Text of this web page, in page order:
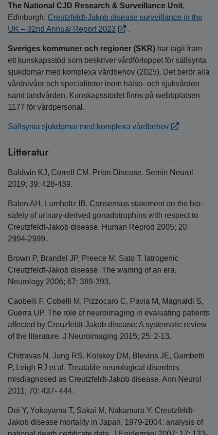
The National CJD Research & Surveillance Unit,
Edinburgh, Creutzfeldt-Jakob disease surveillance in the
UK – 32nd Annual Report 2023
.
Sveriges kommuner och regioner (SKR) har tagit fram
ett kunskapsstöd som beskriver vårdförloppet för sällsynta
sjukdomar med komplexa vårdbehov (2025). Det berör alla
vårdnivåer och specialiteter inom hälso- och sjukvården
samt tandvården. Kunskapsstödet finns på webbplatsen
1177 för vårdpersonal.
Sällsynta sjukdomar med komplexa vårdbehov
Litteratur
Baldwin KJ, Correll CM. Prion Disease. Semin Neurol
2019; 39: 428-439.
Balen AH, Lumholtz IB. Consensus statement on the bio-
safety of urinary-derived gonadotrophins with respect to
Creutzfeldt-Jakob disease. Human Reprod 2005; 20:
2994-2999.
Brown P, Brandel JP, Preece M, Sato T. Iatrogenic
Creutzfeldt-Jakob disease. The waning of an era.
Neurology 2006; 67: 389-393.
Caobelli F, Cobelli M, Pizzocaro C, Pavia M, Magnaldi S,
Guerra UP. The role of neuroimaging in evaluating patients
affected by Creuzfeldt-Jakob disease: A systematic review
of the literature. J Neuroimaging 2015; 25: 2-13.
Chitravas N, Jung RS, Kolskey DM, Blevins JE, Gambetti
P, Leigh RJ et al. Treatable neurological disorders
misdiagnosed as Creutzfeldt-Jakob disease. Ann Neurol
2011; 70: 437- 444.
Doi Y, Yokoyama T, Sakai M, Nakamura Y. Creutzfeldt-
Jakob disease mortality in Japan, 1979-2004: analysis of